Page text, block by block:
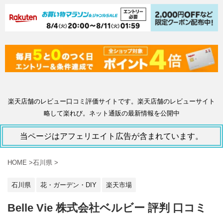
楽天店舗のレビュー口コミ評価サイトです。楽天店舗のレビューサイト
略して楽れび。ネット通販の最新情報を公開中
当ページはアフェリエイト広告が含まれています。
HOME >石川県 >
石川県 花・ガーデン・DIY 楽天市場
Belle Vie 株式会社ベルビー 評判 口コミ